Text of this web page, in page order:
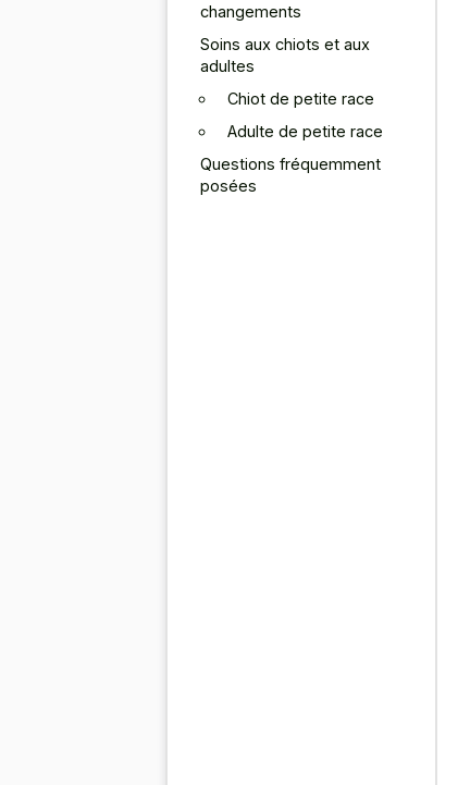
changements
Soins aux chiots et aux
adultes
Chiot de petite race
Adulte de petite race
Questions fréquemment
posées